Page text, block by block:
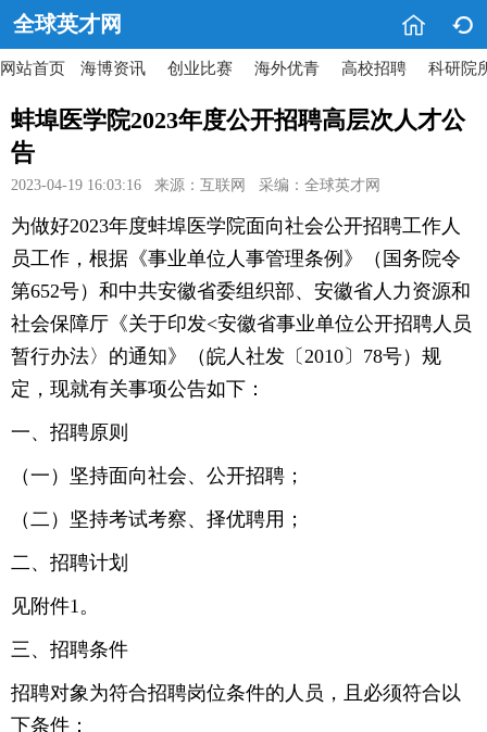
全球英才网  
网站首页 海博资讯 创业比赛 海外优青 高校招聘 科研院
蚌埠医学院2023年度公开招聘高层次人才公
告
2023-04-19 16:03:16 来源：互联网 采编：全球英才网
为做好2023年度蚌埠医学院面向社会公开招聘工作人
员工作，根据《事业单位人事管理条例》（国务院令
第652号）和中共安徽省委组织部、安徽省人力资源和
社会保障厅《关于印发<安徽省事业单位公开招聘人员
暂行办法〉的通知》（皖人社发〔2010〕78号）规
定，现就有关事项公告如下：
一、招聘原则
（一）坚持面向社会、公开招聘；
（二）坚持考试考察、择优聘用；
二、招聘计划
见附件1。
三、招聘条件
招聘对象为符合招聘岗位条件的人员，且必须符合以
下条件：